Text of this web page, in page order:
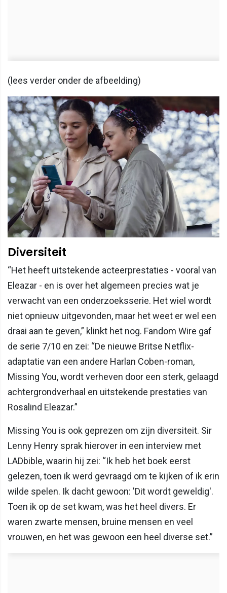
(lees verder onder de afbeelding)
Diversiteit
“Het heeft uitstekende acteerprestaties - vooral van
Eleazar - en is over het algemeen precies wat je
verwacht van een onderzoeksserie. Het wiel wordt
niet opnieuw uitgevonden, maar het weet er wel een
draai aan te geven,” klinkt het nog. Fandom Wire gaf
de serie 7/10 en zei: “De nieuwe Britse Netflix-
adaptatie van een andere Harlan Coben-roman,
Missing You, wordt verheven door een sterk, gelaagd
achtergrondverhaal en uitstekende prestaties van
Rosalind Eleazar.”
Missing You is ook geprezen om zijn diversiteit. Sir
Lenny Henry sprak hierover in een interview met
LADbible, waarin hij zei: “Ik heb het boek eerst
gelezen, toen ik werd gevraagd om te kijken of ik erin
wilde spelen. Ik dacht gewoon: 'Dit wordt geweldig'.
Toen ik op de set kwam, was het heel divers. Er
waren zwarte mensen, bruine mensen en veel
vrouwen, en het was gewoon een heel diverse set.”